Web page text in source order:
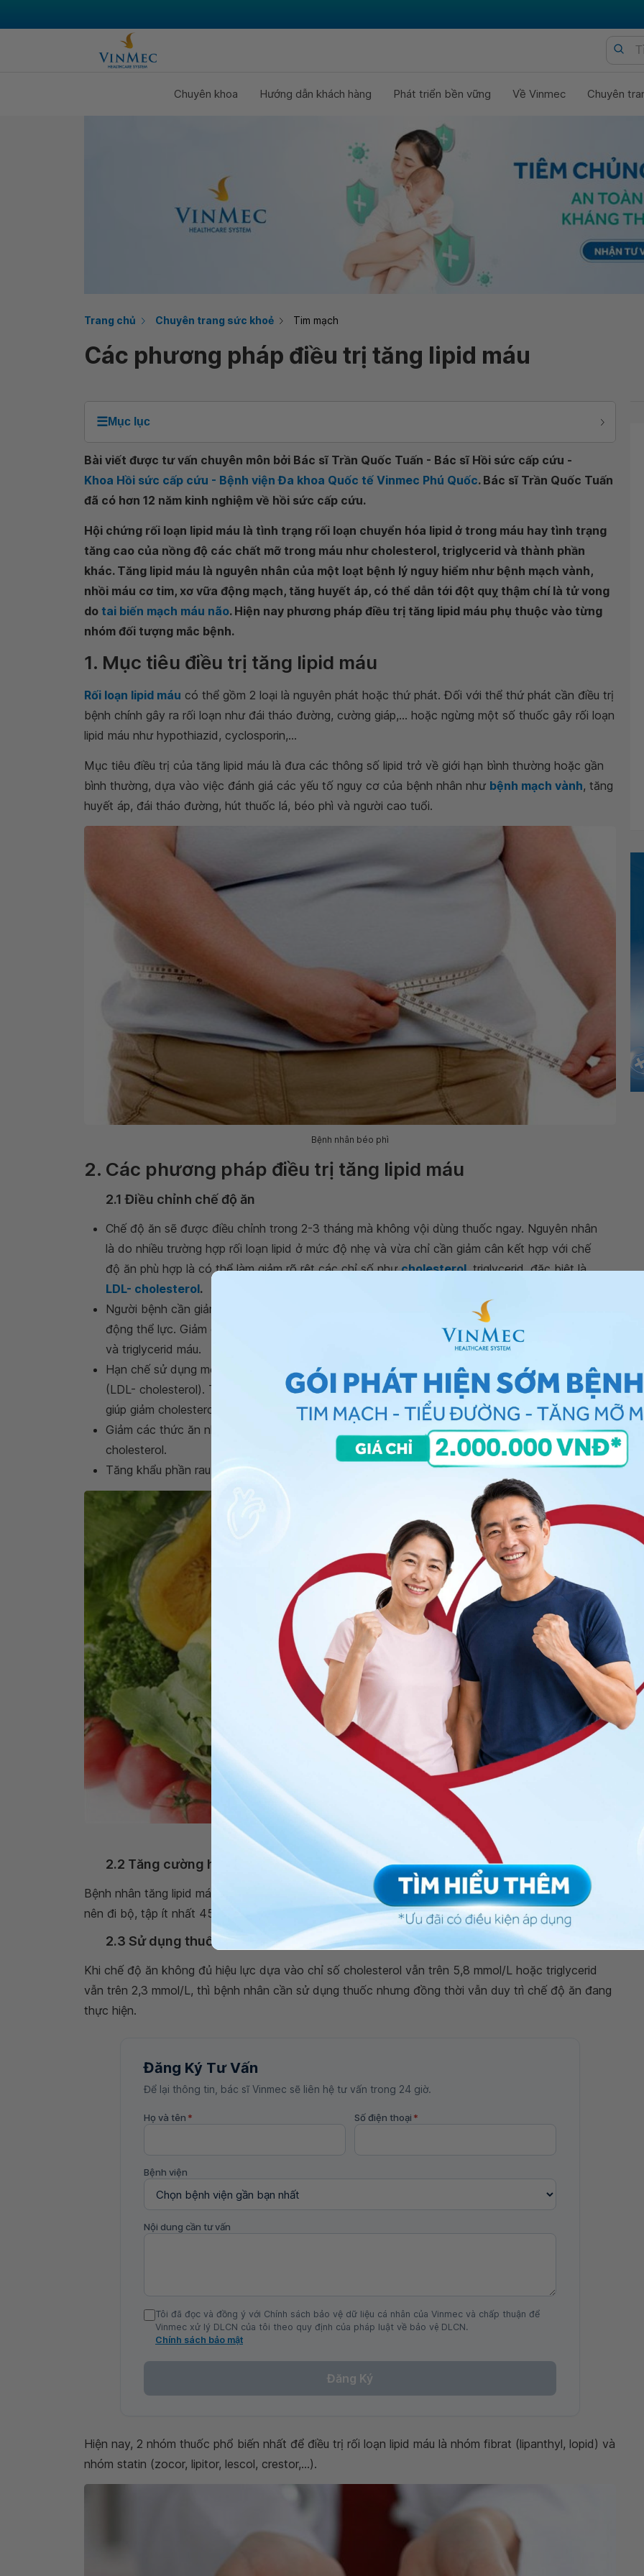
Chuyên khoa Hướng dẫn khách hàng Phát triển bền vững Về Vinmec Chuyên
Trang chủ Chuyên trang sức khoẻ Tim mạch
Các phương pháp điều trị tăng lipid máu
☰Mục lục
Bài viết được tư vấn chuyên môn bởi Bác sĩ Trần Quốc Tuấn - Bác sĩ Hồi sức cấp cứu -
Khoa Hồi sức cấp cứu - Bệnh viện Đa khoa Quốc tế Vinmec Phú Quốc. Bác sĩ Trần Quốc Tuấn
đã có hơn 12 năm kinh nghiệm về hồi sức cấp cứu.
Hội chứng rối loạn lipid máu là tình trạng rối loạn chuyển hóa lipid ở trong máu hay tình trạng
tăng cao của nồng độ các chất mỡ trong máu như cholesterol, triglycerid và thành phần
khác. Tăng lipid máu là nguyên nhân của một loạt bệnh lý nguy hiểm như bệnh mạch vành,
nhồi máu cơ tim, xơ vữa động mạch, tăng huyết áp, có thể dẫn tới đột quỵ thậm chí là tử vong
do tai biến mạch máu não. Hiện nay phương pháp điều trị tăng lipid máu phụ thuộc vào từng
nhóm đối tượng mắc bệnh.
1. Mục tiêu điều trị tăng lipid máu
Rối loạn lipid máu có thể gồm 2 loại là nguyên phát hoặc thứ phát. Đối với thể thứ phát cần điều trị
bệnh chính gây ra rối loạn như đái tháo đường, cường giáp,... hoặc ngừng một số thuốc gây rối loạn
lipid máu như hypothiazid, cyclosporin,...
Mục tiêu điều trị của tăng lipid máu là đưa các thông số lipid trở về giới hạn bình thường hoặc gần
bình thường, dựa vào việc đánh giá các yếu tố nguy cơ của bệnh nhân như bệnh mạch vành, tăng
huyết áp, đái tháo đường, hút thuốc lá, béo phì và người cao tuổi.
Bệnh nhân béo phì
2. Các phương pháp điều trị tăng lipid máu
2.1 Điều chỉnh chế độ ăn
Chế độ ăn sẽ được điều chỉnh trong 2-3 tháng mà không vội dùng thuốc ngay. Nguyên nhân
là do nhiều trường hợp rối loạn lipid ở mức độ nhẹ và vừa chỉ cần giảm cân kết hợp với chế
độ ăn phù hợp là có thể làm giảm rõ rệt các chỉ số nhưcholesterol, triglycerid, đặc biệt là
LDL- cholesterol.
Người bệnh cần giảm cân nếu thừa cân bằng chế độ giảm năng lượng và tăng cường vận
động thể lực. Giảm cân sẽ giúp điều chỉnh có hiệu lực rối loạn lipid máu, làm giảm cholesterol
và triglycerid máu.
Hạn chế sử dụng mỡ động vật vì chứa nhiều acid béo no làm tăng cholesterol xấu trong máu
(LDL- cholesterol). Tăng sử dụng mỡ thực vật, cá có nhiều acid béo không no họomega-3
giúp giảm cholesterol xấu trong máu.
Giảm các thức ăn như phủ tạng động vật, đồ ăn ngọt là những thức ăn chứa nhiều
cholesterol.
Tăng khẩu phần rau, quả tươi, sữa đậu nành và hạn chế bia rượu.
Khẩu phần ăn tăng thêm rau củ quả
2.2 Tăng cường hoạt động thể lực
Bệnh nhân tăng lipid máu cần tập thể dục, thể thao phù hợp với sức khỏe của mình. Người cao tuổi
nên đi bộ, tập ít nhất 45 phút mỗi ngày, ít nhất 3 lần mỗi tuần để đạt được hiệu quả.
2.3 Sử dụng thuốc
Khi chế độ ăn không đủ hiệu lực dựa vào chỉ số cholesterol vẫn trên 5,8 mmol/L hoặc triglycerid
vẫn trên 2,3 mmol/L, thì bệnh nhân cần sử dụng thuốc nhưng đồng thời vẫn duy trì chế độ ăn đang
thực hiện.
Đăng Ký Tư Vấn
Để lại thông tin, bác sĩ Vinmec sẽ liên hệ tư vấn trong 24 giờ.
Họ và tên * Số điện thoại *
Bệnh viện
Nội dung cần tư vấn
Tôi đã đọc và đồng ý với Chính sách bảo vệ dữ liệu cá nhân của Vinmec và chấp thuận để
Vinmec xử lý DLCN của tôi theo quy định của pháp luật về bảo vệ DLCN.
Chính sách bảo mật
Đăng Ký
Hiện nay, 2 nhóm thuốc phổ biến nhất để điều trị rối loạn lipid máu là nhóm fibrat (lipanthyl, lopid) và
nhóm statin (zocor, lipitor, lescol, crestor,...).